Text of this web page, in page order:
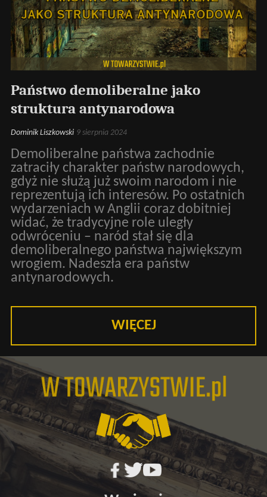
Państwo demoliberalne jako
struktura antynarodowa
Dominik Liszkowski 9 sierpnia 2024
Demoliberalne państwa zachodnie
zatraciły charakter państw narodowych,
gdyż nie służą już swoim narodom i nie
reprezentują ich interesów. Po ostatnich
wydarzeniach w Anglii coraz dobitniej
widać, że tradycyjne role uległy
odwróceniu – naród stał się dla
demoliberalnego państwa największym
wrogiem. Nadeszła era państw
antynarodowych.
WIĘCEJ